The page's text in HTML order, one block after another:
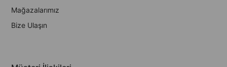
Mağazalarımız
Bize Ulaşın